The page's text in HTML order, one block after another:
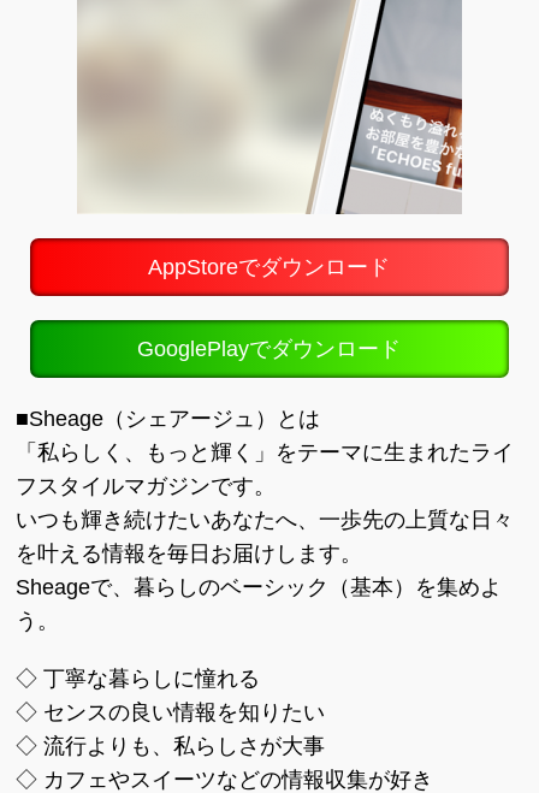
AppStoreでダウンロード
GooglePlayでダウンロード
■Sheage（シェアージュ）とは
「私らしく、もっと輝く」をテーマに生まれたライ
フスタイルマガジンです。
いつも輝き続けたいあなたへ、一歩先の上質な日々
を叶える情報を毎日お届けします。
Sheageで、暮らしのベーシック（基本）を集めよ
う。
◇ 丁寧な暮らしに憧れる
◇ センスの良い情報を知りたい
◇ 流行よりも、私らしさが大事
◇ カフェやスイーツなどの情報収集が好き